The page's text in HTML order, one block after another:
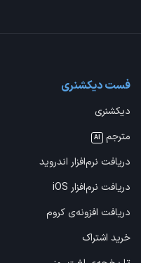
فست دیکشنری
دیکشنری
مترجم
AI
دریافت نرم‌افزار اندروید
دریافت نرم‌افزار iOS
دریافت افزونه‌ی کروم
خرید اشتراک